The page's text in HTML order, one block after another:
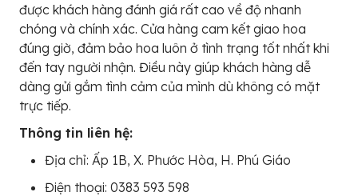
được khách hàng đánh giá rất cao về độ nhanh
chóng và chính xác. Cửa hàng cam kết giao hoa
đúng giờ, đảm bảo hoa luôn ở tình trạng tốt nhất khi
đến tay người nhận. Điều này giúp khách hàng dễ
dàng gửi gắm tình cảm của mình dù không có mặt
trực tiếp.
Thông tin liên hệ:
Địa chỉ: Ấp 1B, X. Phước Hòa, H. Phú Giáo
Điện thoại: 0383 593 598